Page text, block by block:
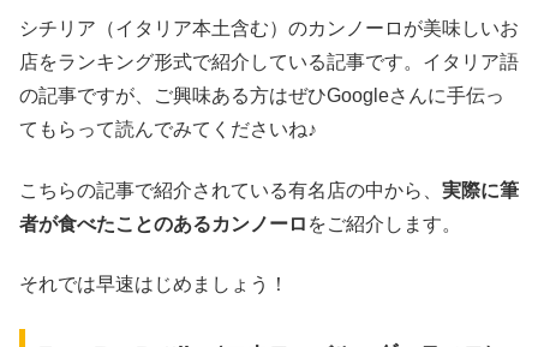
シチリア（イタリア本土含む）のカンノーロが美味しいお
店をランキング形式で紹介している記事です。イタリア語
の記事ですが、ご興味ある方はぜひGoogleさんに手伝っ
てもらって読んでみてくださいね♪
こちらの記事で紹介されている有名店の中から、 実際に筆
者が食べたことのあるカンノーロ をご紹介します。
それでは早速はじめましょう！